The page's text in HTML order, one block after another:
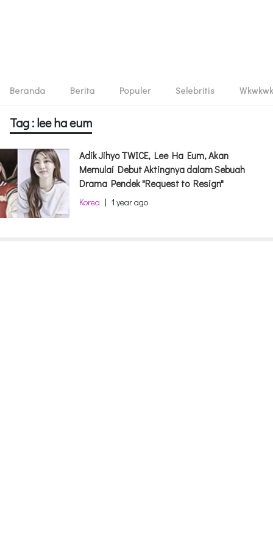
Beranda Berita Populer Selebritis Wkwkwk
Tag : lee ha eum
Adik Jihyo TWICE, Lee Ha Eum, Akan
Memulai Debut Aktingnya dalam Sebuah
Drama Pendek "Request to Resign"
Korea | 1 year ago